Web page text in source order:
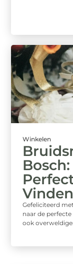
Winkelen
Vinden
Gefeliciteerd
naar de
ook